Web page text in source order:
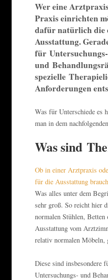
Wer eine
Praxis einrichten
dafür natürlich die
Ausstattung.
für Untersuchungs-
und
spezielle
Anforderungen
Was für Unterschiede es
man in dem
Was sind
Ob in einer Arztpraxis
für die Ausstattung
Was alles unter dem
sehr groß. So reicht hier
normalen Stühlen,
Ausstattung vom
relativ normalen Möbeln,
Diese sind insbesondere
Untersuchungs- und